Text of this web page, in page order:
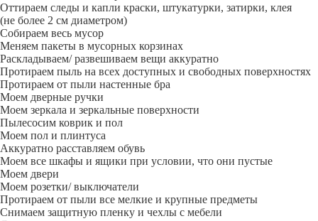
Оттираем следы и капли краски, штукатурки, затирки, клея
(не более 2 см диаметром)
Собираем весь мусор
Меняем пакеты в мусорных корзинах
Раскладываем/ развешиваем вещи аккуратно
Протираем пыль на всех доступных и свободных поверхностях
Протираем от пыли настенные бра
Моем дверные ручки
Моем зеркала и зеркальные поверхности
Пылесосим коврик и пол
Моем пол и плинтуса
Аккуратно расставляем обувь
Моем все шкафы и ящики при условии, что они пустые
Моем двери
Моем розетки/ выключатели
Протираем от пыли все мелкие и крупные предметы
Снимаем защитную пленку и чехлы с мебели